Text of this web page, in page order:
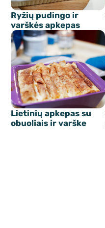
Ryžių pudingo ir
varškės apkepas
Lietinių apkepas su
obuoliais ir varške